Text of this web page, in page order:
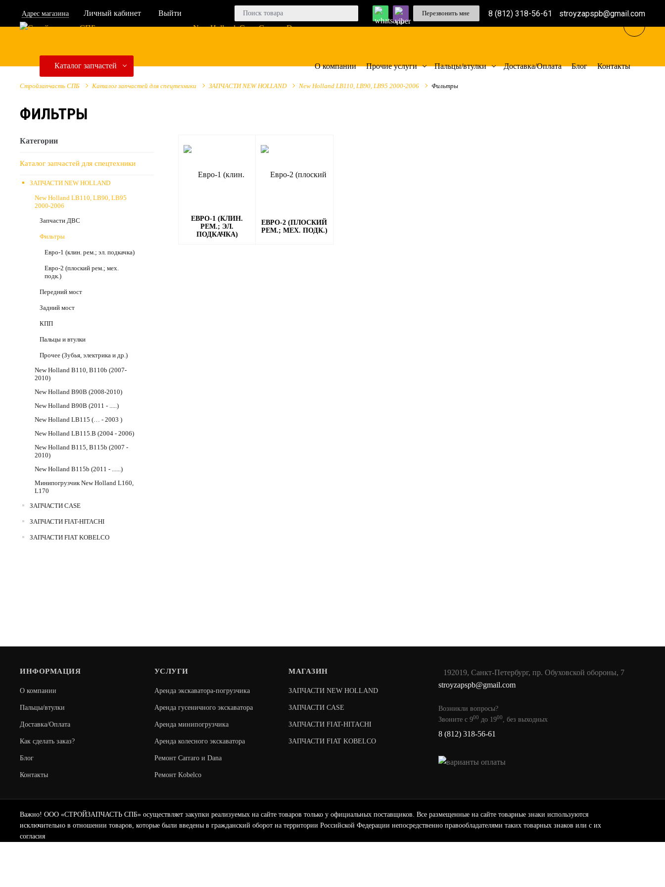
Адрес магазина Личный кабинет Выйти Перезвонить мне 8 (812) 318-56-61 stroyzapspb@gmail.com
О компании Прочие услуги Пальцы/втулки Доставка/Оплата Блог Контакты
Каталог запчастей
Стройзапчасть СПБ Каталог запчастей для спецтехники ЗАПЧАСТИ NEW HOLLAND New Holland LB110, LB90, LB95 2000-2006 Фильтры
ФИЛЬТРЫ
Категории
Каталог запчастей для спецтехники
ЗАПЧАСТИ NEW HOLLAND
New Holland LB110, LB90, LB95
2000-2006
Запчасти ДВС
Фильтры
Евро-1 (клин. рем.; эл. подкачка)
Евро-2 (плоский рем.; мех.
подк.)
Передний мост
Задний мост
КПП
Пальцы и втулки
Прочее (Зубья, электрика и др.)
New Holland B110, B110b (2007-
2010)
New Holland B90B (2008-2010)
New Holland B90B (2011 - .....)
New Holland LB115 (… - 2003 )
New Holland LB115.B (2004 - 2006)
New Holland B115, B115b (2007 -
2010)
New Holland B115b (2011 - ......)
Минипогрузчик New Holland L160,
L170
ЗАПЧАСТИ CASE
ЗАПЧАСТИ FIAT-HITACHI
ЗАПЧАСТИ FIAT KOBELCO
ЕВРО-1 (КЛИН.
РЕМ.; ЭЛ.
ПОДКАЧКА)
ЕВРО-2 (ПЛОСКИЙ
РЕМ.; МЕХ. ПОДК.)
ИНФОРМАЦИЯ
О компании
Пальцы/втулки
Доставка/Оплата
Как сделать заказ?
Блог
Контакты
УСЛУГИ
Аренда экскаватора-погрузчика
Аренда гусеничного экскаватора
Аренда минипогрузчика
Аренда колесного экскаватора
Ремонт Carraro и Dana
Ремонт Kobelco
МАГАЗИН
ЗАПЧАСТИ NEW HOLLAND
ЗАПЧАСТИ CASE
ЗАПЧАСТИ FIAT-HITACHI
ЗАПЧАСТИ FIAT KOBELCO
192019, Санкт-Петербург, пр. Обуховской обороны, 7
stroyzapspb@gmail.com
Возникли вопросы?
Звоните с 900 до 1900, без выходных
8 (812) 318-56-61
Важно! ООО «СТРОЙЗАПЧАСТЬ СПБ» осуществляет закупки реализуемых на сайте товаров только у официальных поставщиков. Все размещенные на сайте товарные знаки используются
исключительно в отношении товаров, которые были введены в гражданский оборот на территории Российской Федерации непосредственно правообладателями таких товарных знаков или с их
согласия